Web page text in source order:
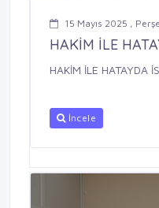
15 Mayıs 2025 ,
HAKİM İLE
HAKİM İLE HATAYDA
İncele